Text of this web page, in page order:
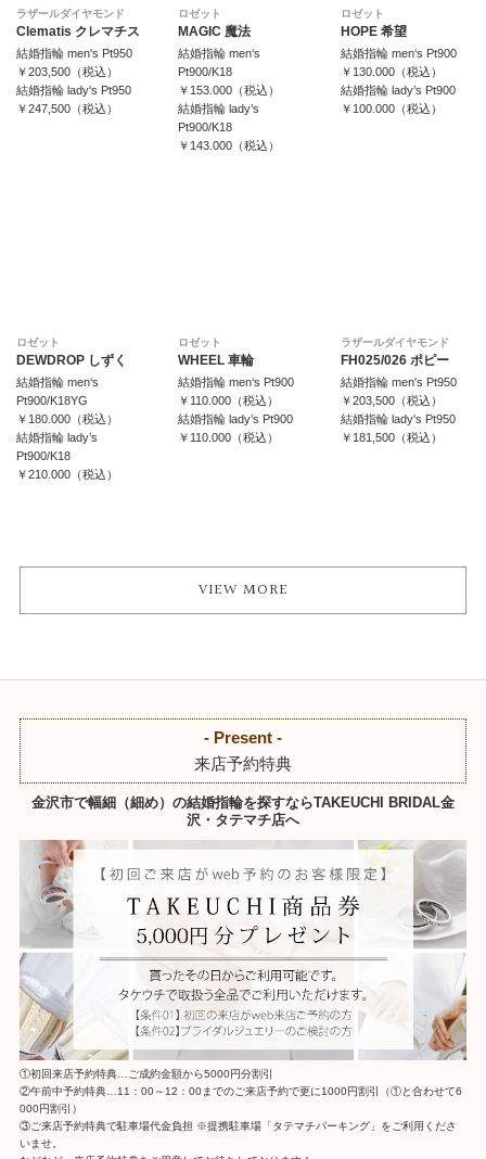
ラザールダイヤモンド
Clematis クレマチス
結婚指輪 men's Pt950
￥203,500（税込）
結婚指輪 lady's Pt950
￥247,500（税込）
ロゼット
MAGIC 魔法
結婚指輪 men‘s
Pt900/K18
￥153.000（税込）
結婚指輪 lady’s
Pt900/K18
￥143.000（税込）
ロゼット
HOPE 希望
結婚指輪 men‘s Pt900
￥130.000（税込）
結婚指輪 lady’s Pt900
￥100.000（税込）
ロゼット
DEWDROP しずく
結婚指輪 men‘s
Pt900/K18YG
￥180.000（税込）
結婚指輪 lady’s
Pt900/K18
￥210.000（税込）
ロゼット
WHEEL 車輪
結婚指輪 men‘s Pt900
￥110.000（税込）
結婚指輪 lady’s Pt900
￥110.000（税込）
ラザールダイヤモンド
FH025/026 ポピー
結婚指輪 men's Pt950
￥203,500（税込）
結婚指輪 lady's Pt950
￥181,500（税込）
VIEW MORE
- Present -
来店予約特典
金沢市で幅細（細め）の結婚指輪を探すならTAKEUCHI BRIDAL金
沢・タテマチ店へ
①初回来店予約特典…ご成約金額から5000円分割引
②午前中予約特典…11：00～12：00までのご来店予約で更に1000円割引（①と合わせて6
000円割引）
③ご来店予約特典で駐車場代金負担 ※提携駐車場「タテマチパーキング」をご利用くださ
いませ。